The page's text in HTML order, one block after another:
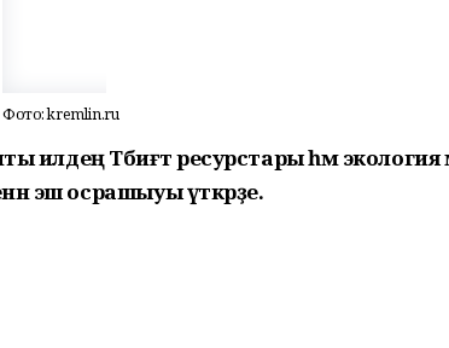
Фото: kremlin.ru
илдең Тәбиғәт ресурстары һәм
эш осрашыуы үткәрҙе.